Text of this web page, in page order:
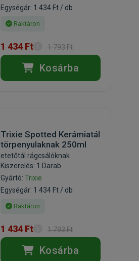
Egységár: 1 434 Ft / db
Raktáron
1 434 Ft 1 793 Ft
Kosárba
Trixie Spotted Kerámiatál
törpenyulaknak 250ml
etetőtál rágcsálóknak
Kiszerelés: 1 Darab
Gyártó: Trixie
Egységár: 1 434 Ft / db
Raktáron
1 434 Ft 1 793 Ft
Kosárba